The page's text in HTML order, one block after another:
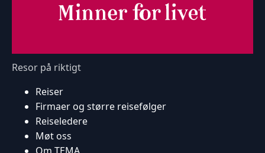
Resor på riktigt
Reiser
Firmaer og større reisefølger
Reiseledere
Møt oss